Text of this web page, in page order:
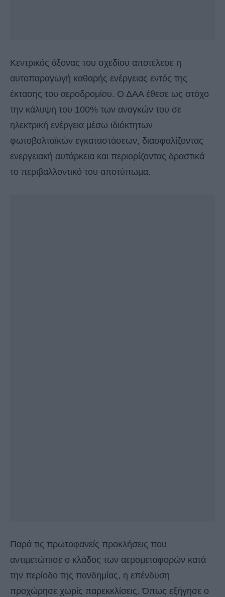
Κεντρικός άξονας του σχεδίου αποτέλεσε η
αυτοπαραγωγή καθαρής ενέργειας εντός της
έκτασης του αεροδρομίου. Ο ΔΑΑ έθεσε ως στόχο
την κάλυψη του 100% των αναγκών του σε
ηλεκτρική ενέργεια μέσω ιδιόκτητων
φωτοβολταϊκών εγκαταστάσεων, διασφαλίζοντας
ενεργειακή αυτάρκεια και περιορίζοντας δραστικά
το περιβαλλοντικό του αποτύπωμα.
Παρά τις πρωτοφανείς προκλήσεις που
αντιμετώπισε ο κλάδος των αερομεταφορών κατά
την περίοδο της πανδημίας, η επένδυση
προχώρησε χωρίς παρεκκλίσεις. Όπως εξήγησε ο